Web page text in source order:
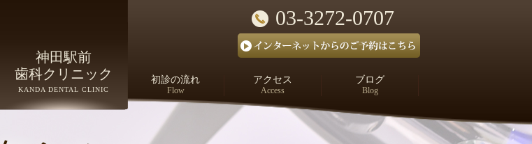
神田駅前
歯科クリニック
KANDA DENTAL CLINIC
初診の流れ
Flow
アクセス
Access
ブログ
Blog
03-3272-0707